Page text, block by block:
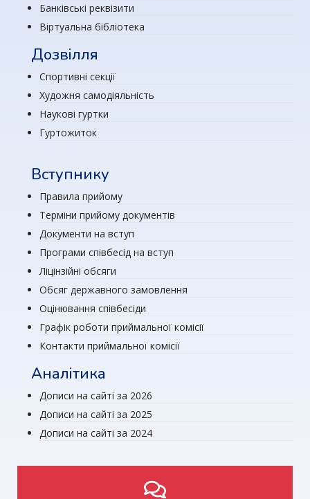
Банківські реквізити
Віртуальна бібліотека
Дозвілля
Спортивні секції
Художня самодіяльність
Наукові гуртки
Гуртожиток
Вступнику
Правила прийому
Терміни прийому документів
Документи на вступ
Програми співбесід на вступ
Ліцінзійні обсяги
Обсяг державного замовлення
Оцінювання співбесіди
Графік роботи приймальної комісії
Контакти приймальної комісії
Аналітика
Дописи на сайті за 2026
Дописи на сайті за 2025
Дописи на сайті за 2024